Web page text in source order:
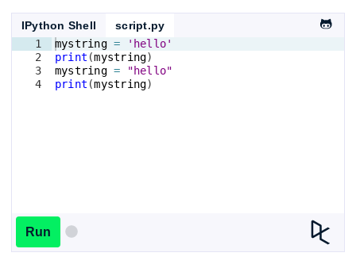
IPython Shell
script.py
1
2
3
4
mystring =
'hello'
print (mystring)
mystring =
"hello"
print (mystring)
Run